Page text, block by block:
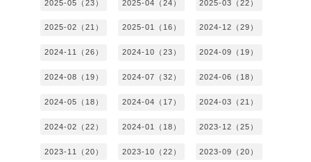
2025-05（23） 2025-04（24） 2025-03（22）
2025-02（21） 2025-01（16） 2024-12（29）
2024-11（26） 2024-10（23） 2024-09（19）
2024-08（19） 2024-07（32） 2024-06（18）
2024-05（18） 2024-04（17） 2024-03（21）
2024-02（22） 2024-01（18） 2023-12（25）
2023-11（20） 2023-10（22） 2023-09（20）